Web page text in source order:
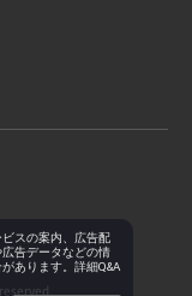
スの案内、広告配
告データなどの情
あります。詳細Q&A